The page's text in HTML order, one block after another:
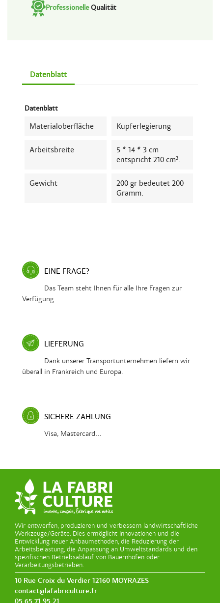
ProfessionelleQualität
Datenblatt
Datenblatt
Materialoberfläche Kupferlegierung
Arbeitsbreite
5 * 14 * 3 cm
entspricht 210 cm³.
Gewicht
200 gr bedeutet 200
Gramm.
EINE FRAGE?
Das Team steht Ihnen für alle Ihre Fragen zur
Verfügung.
LIEFERUNG
Dank unserer Transportunternehmen liefern wir
überall in Frankreich und Europa.
SICHERE ZAHLUNG
Visa, Mastercard...
Wir entwerfen, produzieren und verbessern landwirtschaftliche
Werkzeuge/Geräte. Dies ermöglicht Innovationen und die
Entwicklung neuer Anbaumethoden, die Reduzierung der
Arbeitsbelastung, die Anpassung an Umweltstandards und den
spezifischen Betriebsablauf von Bauernhöfen oder
Verarbeitungsbetrieben.
10 Rue Croix du Verdier 12160 MOYRAZES
contact@lafabriculture.fr